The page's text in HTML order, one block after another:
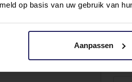
op basis van uw gebruik van
Aanpassen